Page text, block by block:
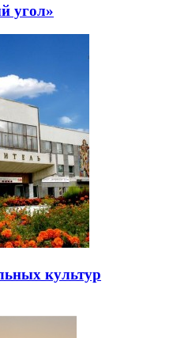
угол»
культур